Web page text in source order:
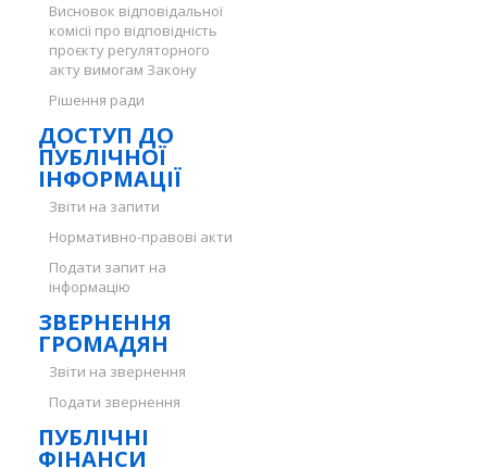
Висновок відповідальної
комісії про відповідність
проєкту регуляторного
акту вимогам Закону
Рішення ради
ДОСТУП ДО
ПУБЛІЧНОЇ
ІНФОРМАЦІЇ
Звіти на запити
Нормативно-правові акти
Подати запит на
інформацію
ЗВЕРНЕННЯ
ГРОМАДЯН
Звіти на звернення
Подати звернення
ПУБЛІЧНІ
ФІНАНСИ